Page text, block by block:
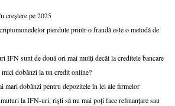
creștere pe 2025
pierdute printr-o fraudă este o metodă de
IFN sunt de două ori mai mulți decât la creditele bancare
dobânzi la un credit online?
mari dobânzi pentru depozitele în lei ale firmelor
la IFN-uri, riști să nu mai poți face refinanțare sau